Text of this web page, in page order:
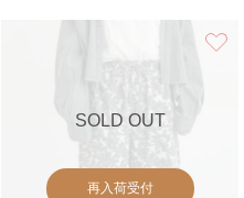
SOLD OUT
再入荷受付